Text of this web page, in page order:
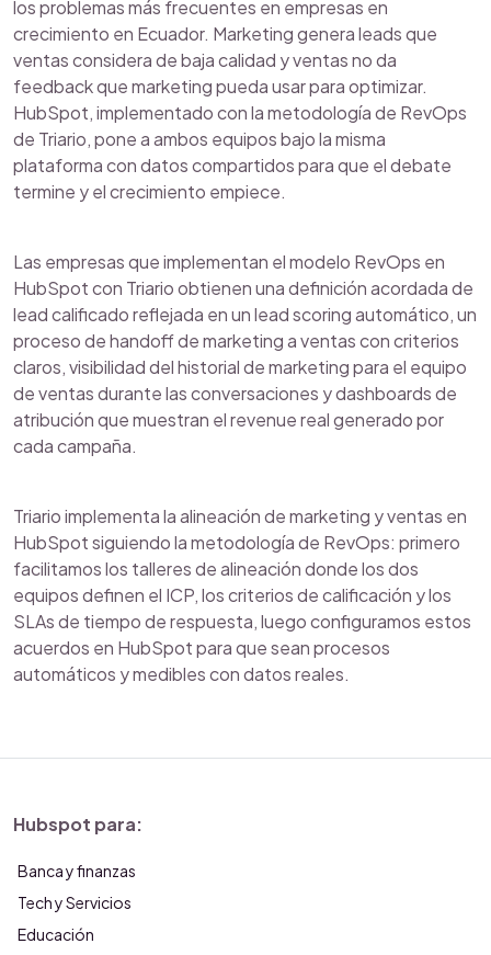
los problemas más frecuentes en empresas en
crecimiento en Ecuador. Marketing genera leads que
ventas considera de baja calidad y ventas no da
feedback que marketing pueda usar para optimizar.
HubSpot, implementado con la metodología de RevOps
de Triario, pone a ambos equipos bajo la misma
plataforma con datos compartidos para que el debate
termine y el crecimiento empiece.
Las empresas que implementan el modelo RevOps en
HubSpot con Triario obtienen una definición acordada de
lead calificado reflejada en un lead scoring automático, un
proceso de handoff de marketing a ventas con criterios
claros, visibilidad del historial de marketing para el equipo
de ventas durante las conversaciones y dashboards de
atribución que muestran el revenue real generado por
cada campaña.
Triario implementa la alineación de marketing y ventas en
HubSpot siguiendo la metodología de RevOps: primero
facilitamos los talleres de alineación donde los dos
equipos definen el ICP, los criterios de calificación y los
SLAs de tiempo de respuesta, luego configuramos estos
acuerdos en HubSpot para que sean procesos
automáticos y medibles con datos reales.
Hubspot para:
Banca y finanzas
Tech y Servicios
Educación